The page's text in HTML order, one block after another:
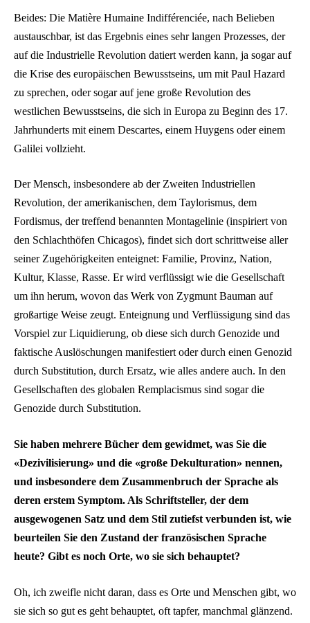
Beides: Die Matière Humaine Indifférenciée, nach Belieben
austauschbar, ist das Ergebnis eines sehr langen Prozesses, der
auf die Industrielle Revolution datiert werden kann, ja sogar auf
die Krise des europäischen Bewusstseins, um mit Paul Hazard
zu sprechen, oder sogar auf jene große Revolution des
westlichen Bewusstseins, die sich in Europa zu Beginn des 17.
Jahrhunderts mit einem Descartes, einem Huygens oder einem
Galilei vollzieht.
Der Mensch, insbesondere ab der Zweiten Industriellen
Revolution, der amerikanischen, dem Taylorismus, dem
Fordismus, der treffend benannten Montagelinie (inspiriert von
den Schlachthöfen Chicagos), findet sich dort schrittweise aller
seiner Zugehörigkeiten enteignet: Familie, Provinz, Nation,
Kultur, Klasse, Rasse. Er wird verflüssigt wie die Gesellschaft
um ihn herum, wovon das Werk von Zygmunt Bauman auf
großartige Weise zeugt. Enteignung und Verflüssigung sind das
Vorspiel zur Liquidierung, ob diese sich durch Genozide und
faktische Auslöschungen manifestiert oder durch einen Genozid
durch Substitution, durch Ersatz, wie alles andere auch. In den
Gesellschaften des globalen Remplacismus sind sogar die
Genozide durch Substitution.
Sie haben mehrere Bücher dem gewidmet, was Sie die
«Dezivilisierung» und die «große Dekulturation» nennen,
und insbesondere dem Zusammenbruch der Sprache als
deren erstem Symptom. Als Schriftsteller, der dem
ausgewogenen Satz und dem Stil zutiefst verbunden ist, wie
beurteilen Sie den Zustand der französischen Sprache
heute? Gibt es noch Orte, wo sie sich behauptet?
Oh, ich zweifle nicht daran, dass es Orte und Menschen gibt, wo
sie sich so gut es geht behauptet, oft tapfer, manchmal glänzend.